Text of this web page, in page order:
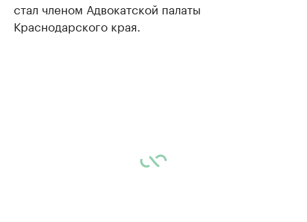
стал членом Адвокатской палаты
Краснодарского края.